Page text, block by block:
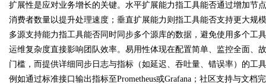
扩展性是应对业务增长的关键。水平扩展能力指工具能否通过增加节
消费者数量以提升处理速度；垂直扩展能力则指工具能否支持更大规
多源支持能力指工具能否同时同步多个源库的数据，避免使用多个工
运维复杂度直接影响团队效率。易用性体现在配置简单、监控全面、
门槛，而提供详细同步日志与指标（如延迟、吞吐量、错误率）的工
例如通过标准接口输出指标至Prometheus或Grafana；社区支持与文